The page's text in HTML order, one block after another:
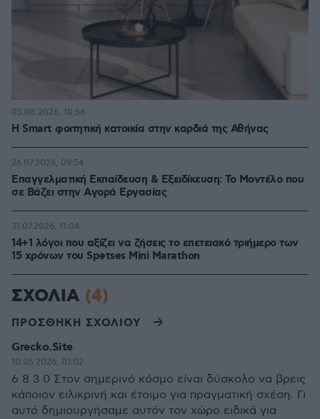
Η Smart φοιτητική κατοικία στην καρδιά της Αθήνας
03.08.2026, 10:56
Επαγγελματική Εκπαίδευση & Εξειδίκευση: Το Mοντέλο που
σε Bάζει στην Aγορά Eργασίας
26.07.2026, 09:54
14+1 λόγοι που αξίζει να ζήσεις το επετειακό τριήμερο των
15 χρόνων του Spetses Mini Marathon
31.07.2026, 11:04
ΣΧΟΛΙΑ (4)
ΠΡΟΣΘΗΚΗ ΣΧΟΛΙΟΥ
Grecko.Site
10.05.2026, 01:02
6 8 3 0 Στον σημερινό κόσμο είναι δύσκολο να βρεις
κάποιον ειλικρινή και έτοιμο για πραγματική σχέση. Γι
αυτό δημιουργήσαμε αυτόν τον χώρο ειδικά για